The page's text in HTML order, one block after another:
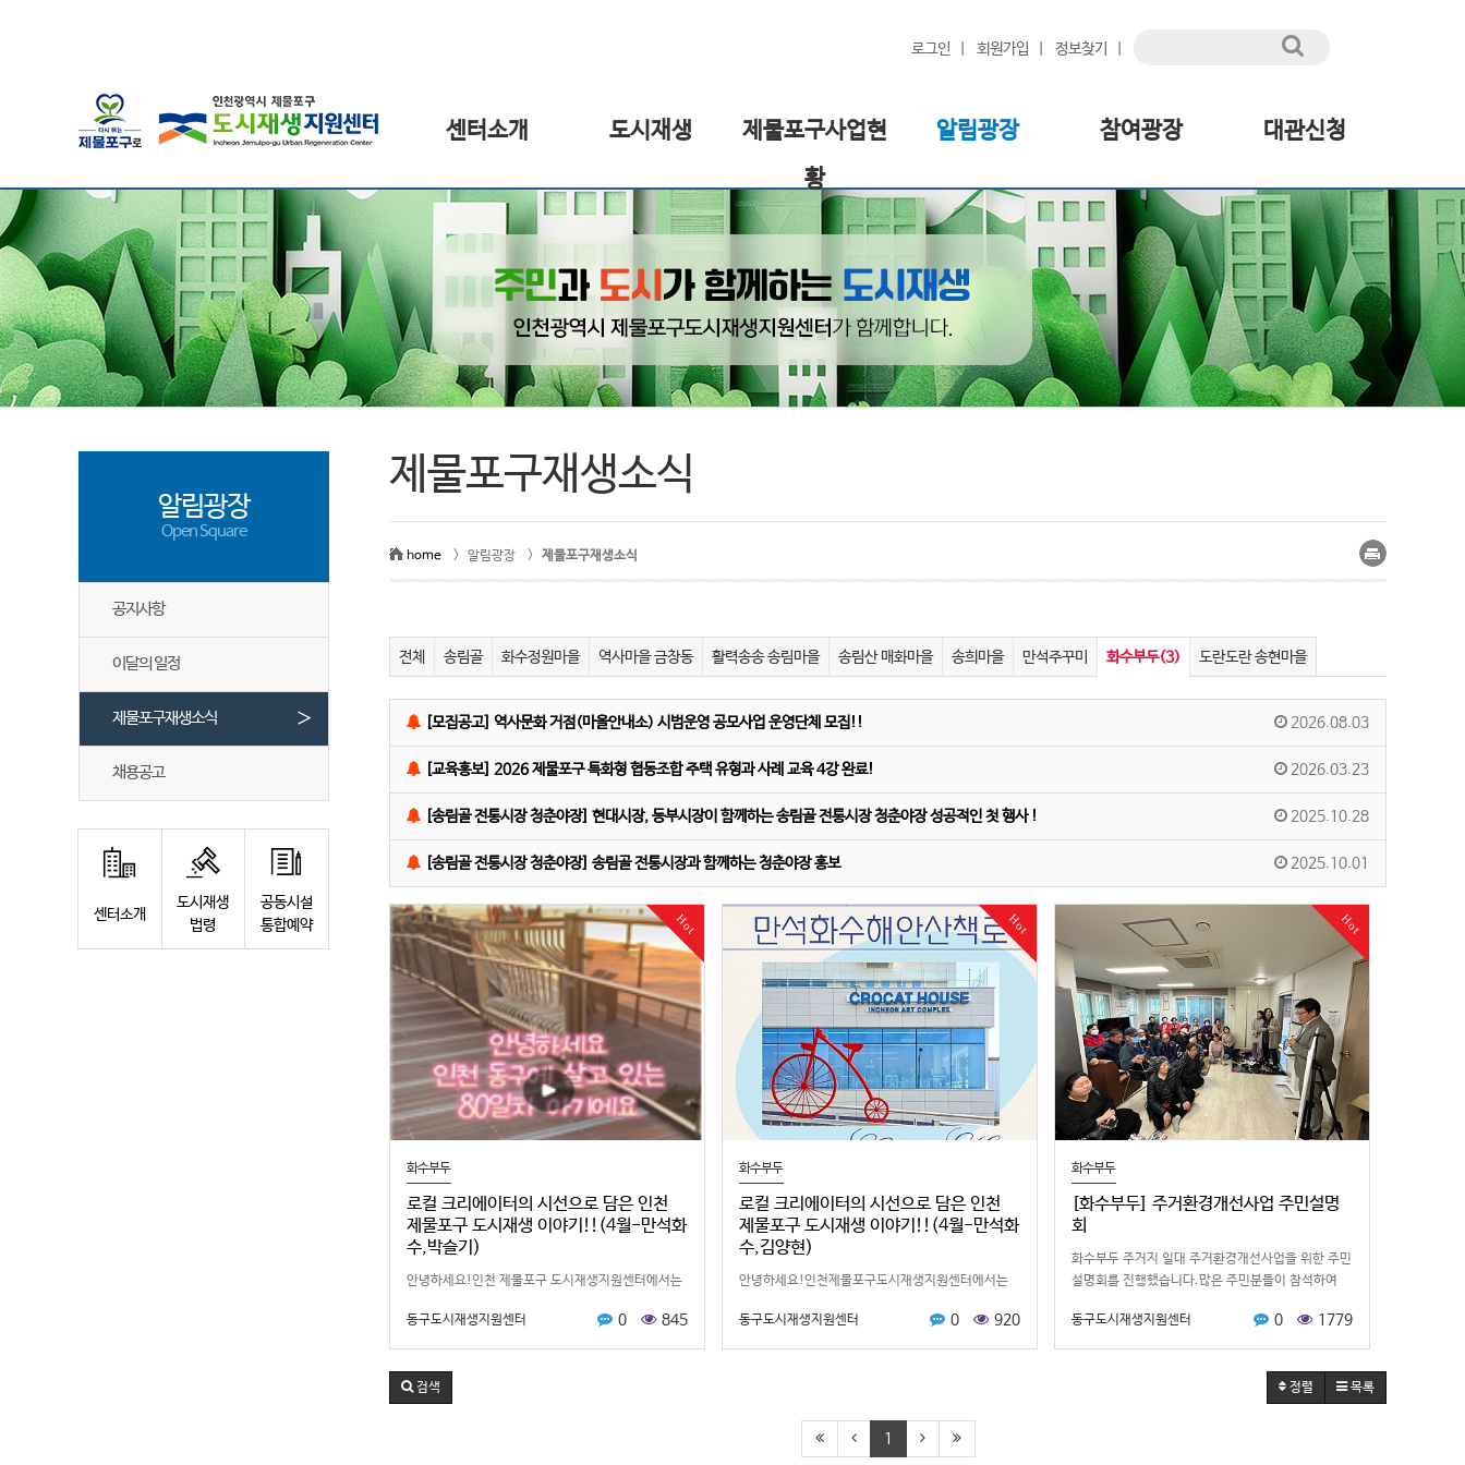
로그인 회원가입 정보찾기
센터소개 도시재생
제물포구사업현
황
알림광장 참여광장 대관신청
제물포구재생소식
home > 알림광장 > 제물포구재생소식
전체 송림골 화수정원마을 역사마을 금창동 활력송송 송림마을 송림산 매화마을 송희마을 만석주꾸미 화수부두(3) 도란도란 송현마을
2026.08.03
[모집공고] 역사문화 거점(마을안내소) 시범운영 공모사업 운영단체 모집!!
2026.03.23
[교육홍보] 2026 제물포구 특화형 협동조합 주택 유형과 사례 교육 4강 완료!
2025.10.28
[송림골 전통시장 청춘야장] 현대시장, 동부시장이 함께하는 송림골 전통시장 청춘야장 성공적인 첫 행사 !
2025.10.01
[송림골 전통시장 청춘야장] 송림골 전통시장과 함께하는 청춘야장 홍보
Hot
화수부두
로컬 크리에이터의 시선으로 담은 인천
제물포구 도시재생 이야기!!(4월-만석화
수,박슬기)
안녕하세요!인천 제물포구 도시재생지원센터에서는
위해‘로컬 홍보 크리에이터’ 활동을 운영하고 있습니
다^^*박슬기 로컬 크리에이터가 만…
동구도시재생지원센터 0 845
Hot
화수부두
로컬 크리에이터의 시선으로 담은 인천
제물포구 도시재생 이야기!!(4월-만석화
수,김양현)
안녕하세요!인천제물포구도시재생지원센터에서는
소개하기위해「2026인천제물포구로컬홍보크리에이
터」활동을운영하고있습니다.이번4월에는로컬홍보
동구도시재생지원센터 0 920
Hot
화수부두
[화수부두] 주거환경개선사업 주민설명
회
화수부두 주거지 일대 주거환경개선사업을 위한 주민
설명회를 진행했습니다.많은 주민분들이 참석하여
었습니다.저희 도시재생지원센터와 …
동구도시재생지원센터 0 1779
정렬 목록
검색
1
알림광장
Open Square
공지사항
이달의 일정
제물포구재생소식 ＞
채용공고
센터소개
도시재생
법령
공동시설
통합예약